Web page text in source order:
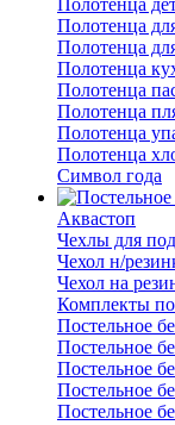
Полотенца
Полотенца
Полотенца
Полотенца
Полотенца
Полотенца
Полотенца
Полотенца
Символ года
Аквастоп
Чехлы для
Чехол н/
Чехол на
Комплекты
Постельное
Постельное
Постельное
Постельное
Постельное